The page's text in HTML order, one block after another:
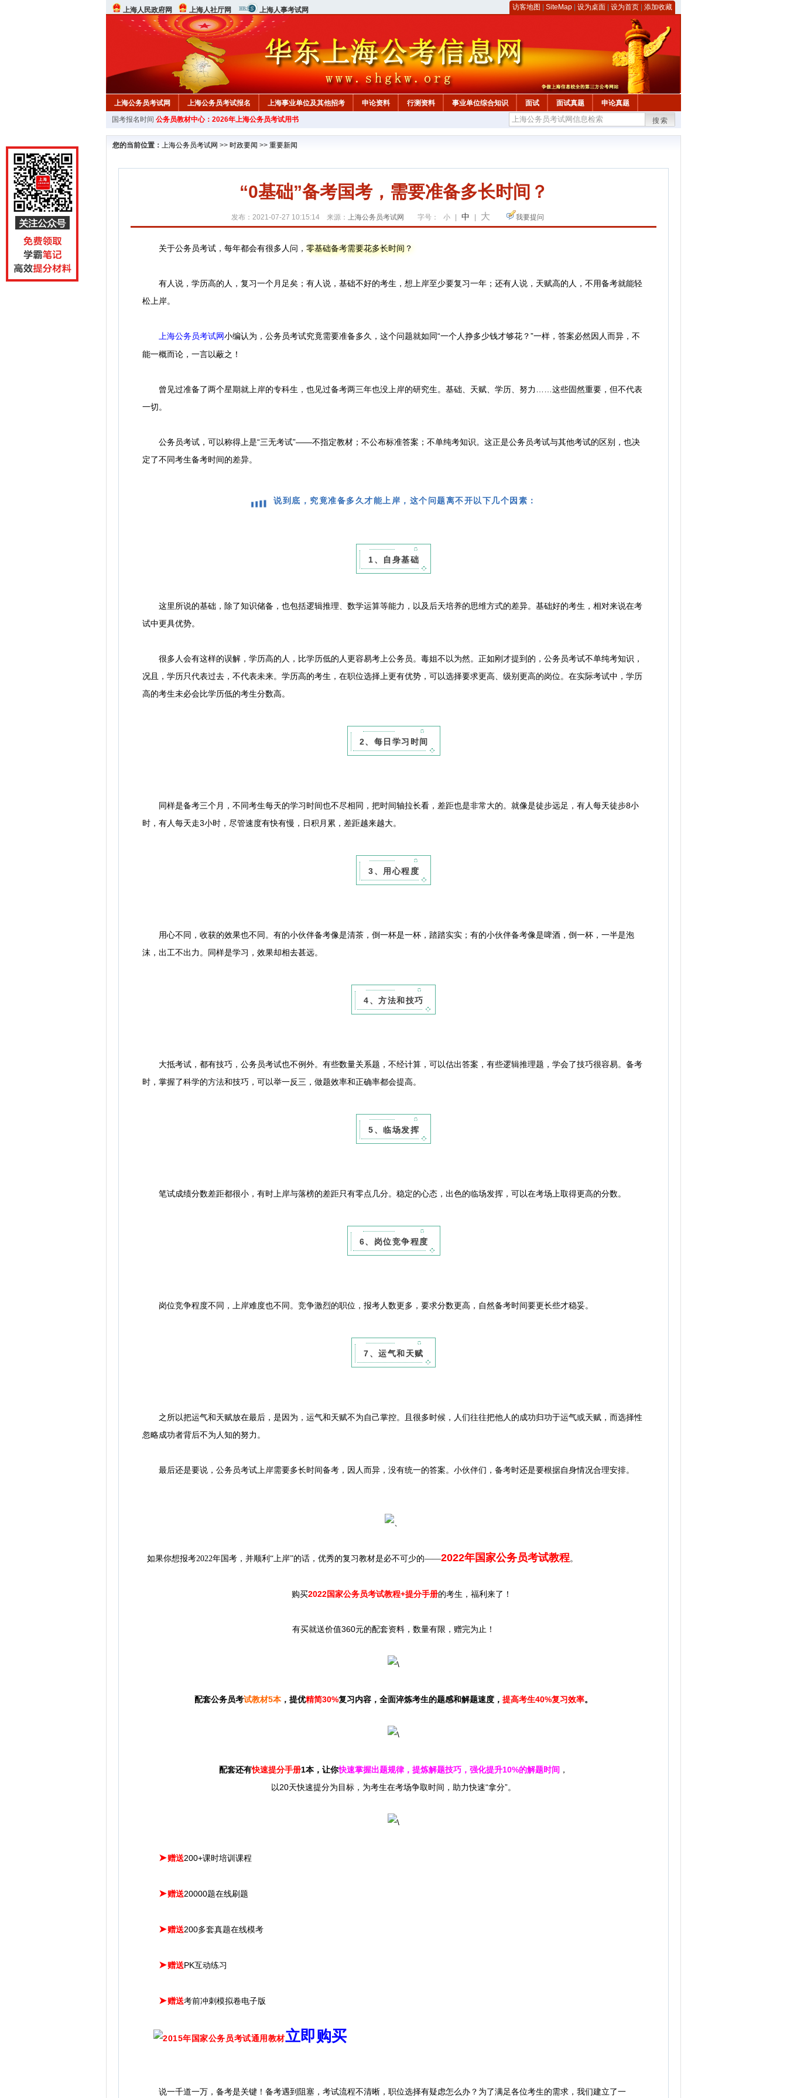
上海人民政府网 上海人社厅网 上海人事考试网 访客地图 SiteMap 设为桌面 设为首页 添加收藏
上海公务员考试网 上海公务员考试报名 上海事业单位及其他招考 申论资料 行测资料 事业单位综合知识 面试 面试真题 申论真题
行测真题 在线咨询 教材中心
国考报名时间 公务员教材中心：2026年上海公务员考试用书 搜索
您的当前位置： 上海公务员考试网 >> 时政要闻 >> 重要新闻
“0基础”备考国考，需要准备多长时间？
发布：2021-07-27 10:15:14 来源： 上海公务员考试网 字号： 小 中 大 我要提问
关于公务员考试，每年都会有很多人问， 零基础备考需要花多长时间？
有人说，学历高的人，复习一个月足矣；有人说，基础不好的考生，想上岸至少要复习一年；还有人说，天赋高的人，不用备考就能轻
松上岸。
上海公务员考试网 小编认为，公务员考试究竟需要准备多久，这个问题就如同“一个人挣多少钱才够花？”一样，答案必然因人而异，不
能一概而论，一言以蔽之！
曾见过准备了两个星期就上岸的专科生，也见过备考两三年也没上岸的研究生。基础、天赋、学历、努力……这些固然重要，但不代表
一切。
公务员考试，可以称得上是“三无考试”——不指定教材；不公布标准答案；不单纯考知识。这正是公务员考试与其他考试的区别，也决
定了不同考生备考时间的差异。
说到底，究竟准备多久才能上岸，这个问题离不开以下几个因素：
1、自身基础
这里所说的基础，除了知识储备，也包括逻辑推理、数学运算等能力，以及后天培养的思维方式的差异。基础好的考生，相对来说在考
试中更具优势。
很多人会有这样的误解，学历高的人，比学历低的人更容易考上公务员。毒姐不以为然。正如刚才提到的，公务员考试不单纯考知识，
况且，学历只代表过去，不代表未来。学历高的考生，在职位选择上更有优势，可以选择要求更高、级别更高的岗位。在实际考试中，学历
高的考生未必会比学历低的考生分数高。
2、每日学习时间
同样是备考三个月，不同考生每天的学习时间也不尽相同，把时间轴拉长看，差距也是非常大的。就像是徒步远足，有人每天徒步8小
时，有人每天走3小时，尽管速度有快有慢，日积月累，差距越来越大。
3、用心程度
用心不同，收获的效果也不同。有的小伙伴备考像是清茶，倒一杯是一杯，踏踏实实；有的小伙伴备考像是啤酒，倒一杯，一半是泡
沫，出工不出力。同样是学习，效果却相去甚远。
4、方法和技巧
大抵考试，都有技巧，公务员考试也不例外。有些数量关系题，不经计算，可以估出答案，有些逻辑推理题，学会了技巧很容易。备考
时，掌握了科学的方法和技巧，可以举一反三，做题效率和正确率都会提高。
5、临场发挥
笔试成绩分数差距都很小，有时上岸与落榜的差距只有零点几分。稳定的心态，出色的临场发挥，可以在考场上取得更高的分数。
6、岗位竞争程度
岗位竞争程度不同，上岸难度也不同。竞争激烈的职位，报考人数更多，要求分数更高，自然备考时间要更长些才稳妥。
7、运气和天赋
之所以把运气和天赋放在最后，是因为，运气和天赋不为自己掌控。且很多时候，人们往往把他人的成功归功于运气或天赋，而选择性
忽略成功者背后不为人知的努力。
最后还是要说，公务员考试上岸需要多长时间备考，因人而异，没有统一的答案。小伙伴们，备考时还是要根据自身情况合理安排。
如果你想报考2022年国考，并顺利“上岸”的话，优秀的复习教材是必不可少的——2022年国家公务员考试教程。
购买2022国家公务员考试教程+提分手册的考生，福利来了！
有买就送价值360元的配套资料，数量有限，赠完为止！
配套公务员考试教材5本，提优精简30%复习内容，全面淬炼考生的题感和解题速度， 提高考生40%复习效率。
配套还有快速提分手册1本，让你快速掌握出题规律，提炼解题技巧，强化提升10%的解题时间 ，
以20天快速提分为目标，为考生在考场争取时间，助力快速“拿分”。
➤赠送200+课时培训课程
➤赠送20000题在线刷题
➤赠送200多套真题在线模考
➤赠送PK互动练习
➤赠送考前冲刺模拟卷电子版
立即购买
说一千道一万，备考是关键！备考遇到阻塞，考试流程不清晰，职位选择有疑虑怎么办？为了满足各位考生的需求，我们建立了一